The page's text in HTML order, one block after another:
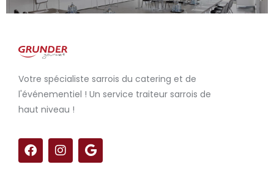
Votre spécialiste sarrois du catering et de
l'événementiel ! Un service traiteur sarrois de
haut niveau !
F
a
c
I
n
s
G
o
o